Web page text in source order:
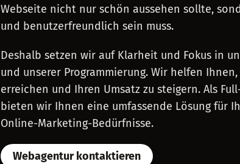
Webseite nicht nur schön aussehen sollte,
und benutzerfreundlich sein muss.
Deshalb setzen wir auf Klarheit und Fokus in
und unserer Programmierung. Wir helfen Ihnen,
erreichen und Ihren Umsatz zu steigern. Als
bieten wir Ihnen eine umfassende Lösung für
Online-Marketing-Bedürfnisse.
Webagentur kontaktieren